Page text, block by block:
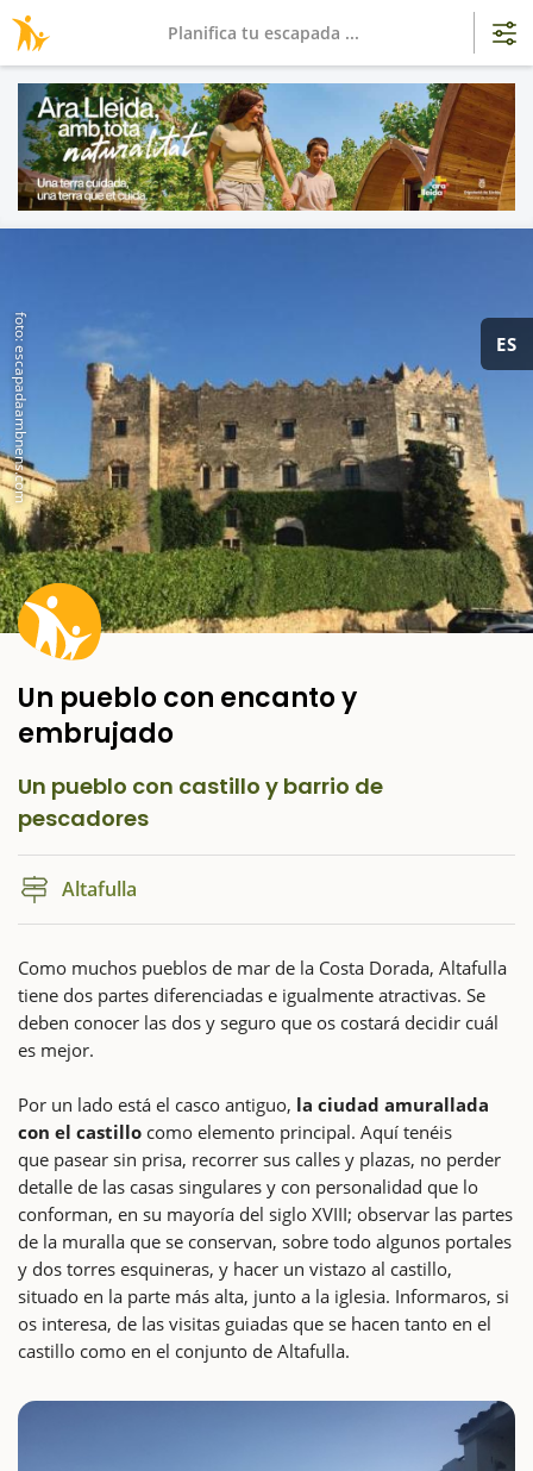
ES
Un pueblo con encanto y
embrujado
foto: escapadaambnens.com
Un pueblo con castillo y barrio de
pescadores
Altafulla
Como muchos pueblos de mar de la Costa Dorada, Altafulla
tiene dos partes diferenciadas e igualmente atractivas. Se
deben conocer las dos y seguro que os costará decidir cuál
es mejor.
Por un lado está el casco antiguo, la ciudad amurallada
con el castillo como elemento principal. Aquí tenéis
que pasear sin prisa, recorrer sus calles y plazas, no perder
detalle de las casas singulares y con personalidad que lo
conforman, en su mayoría del siglo XVIII; observar las partes
de la muralla que se conservan, sobre todo algunos portales
y dos torres esquineras, y hacer un vistazo al castillo,
situado en la parte más alta, junto a la iglesia. Informaros, si
os interesa, de las visitas guiadas que se hacen tanto en el
castillo como en el conjunto de Altafulla.
Planifica tu escapada ...